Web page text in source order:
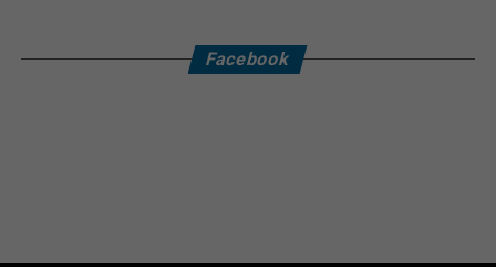
Facebook